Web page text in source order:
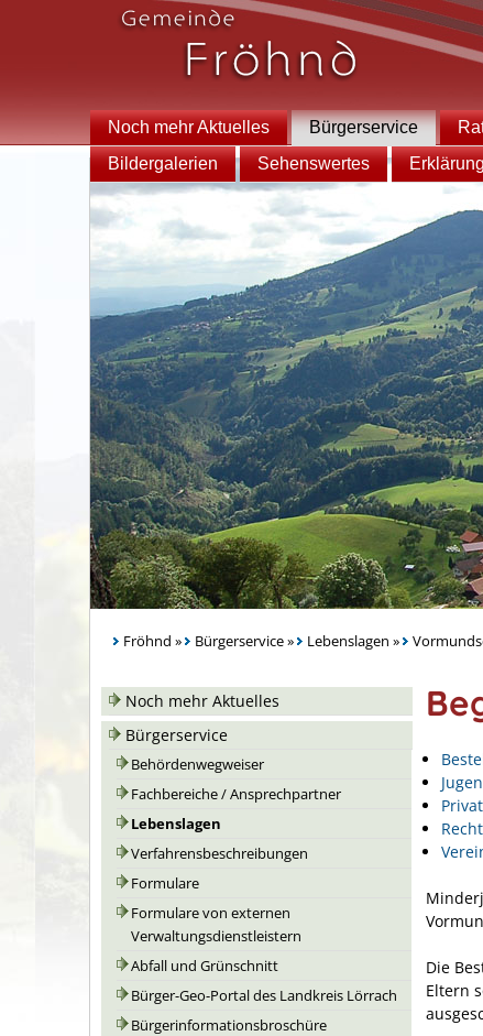
Noch mehr Aktuelles Bürgerservice
Bildergalerien
Sehenswertes
Fröhnd » Bürgerservice» Lebenslagen »
Noch mehr Aktuelles
Bürgerservice
Behördenwegweiser
Fachbereiche / Ansprechpartner
Lebenslagen
Verfahrensbeschreibungen
Formulare
Formulare von externen
Verwaltungsdienstleistern
Abfall und Grünschnitt
Bürger-Geo-Portal des Landkreis Lörrach
Bürgerinformationsbroschüre
Die
Eltern